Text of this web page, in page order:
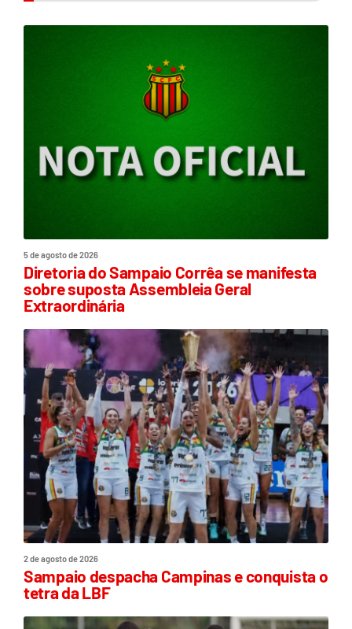
5 de agosto de 2026
Diretoria do Sampaio Corrêa se manifesta
sobre suposta Assembleia Geral
Extraordinária
2 de agosto de 2026
Sampaio despacha Campinas e conquista o
tetra da LBF